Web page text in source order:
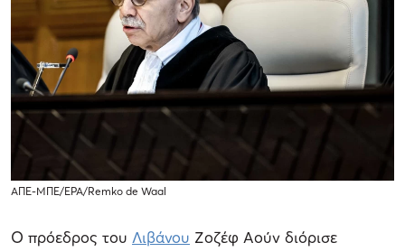
ΑΠΕ-ΜΠΕ/EPA/Remko de Waal
Ο πρόεδρος του Λιβάνου Ζοζέφ Αούν διόρισε